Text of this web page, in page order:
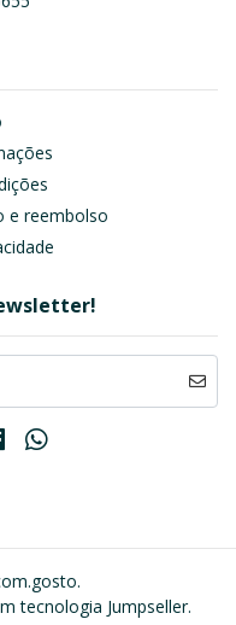
e reembolso
tecnologia Jumpseller.